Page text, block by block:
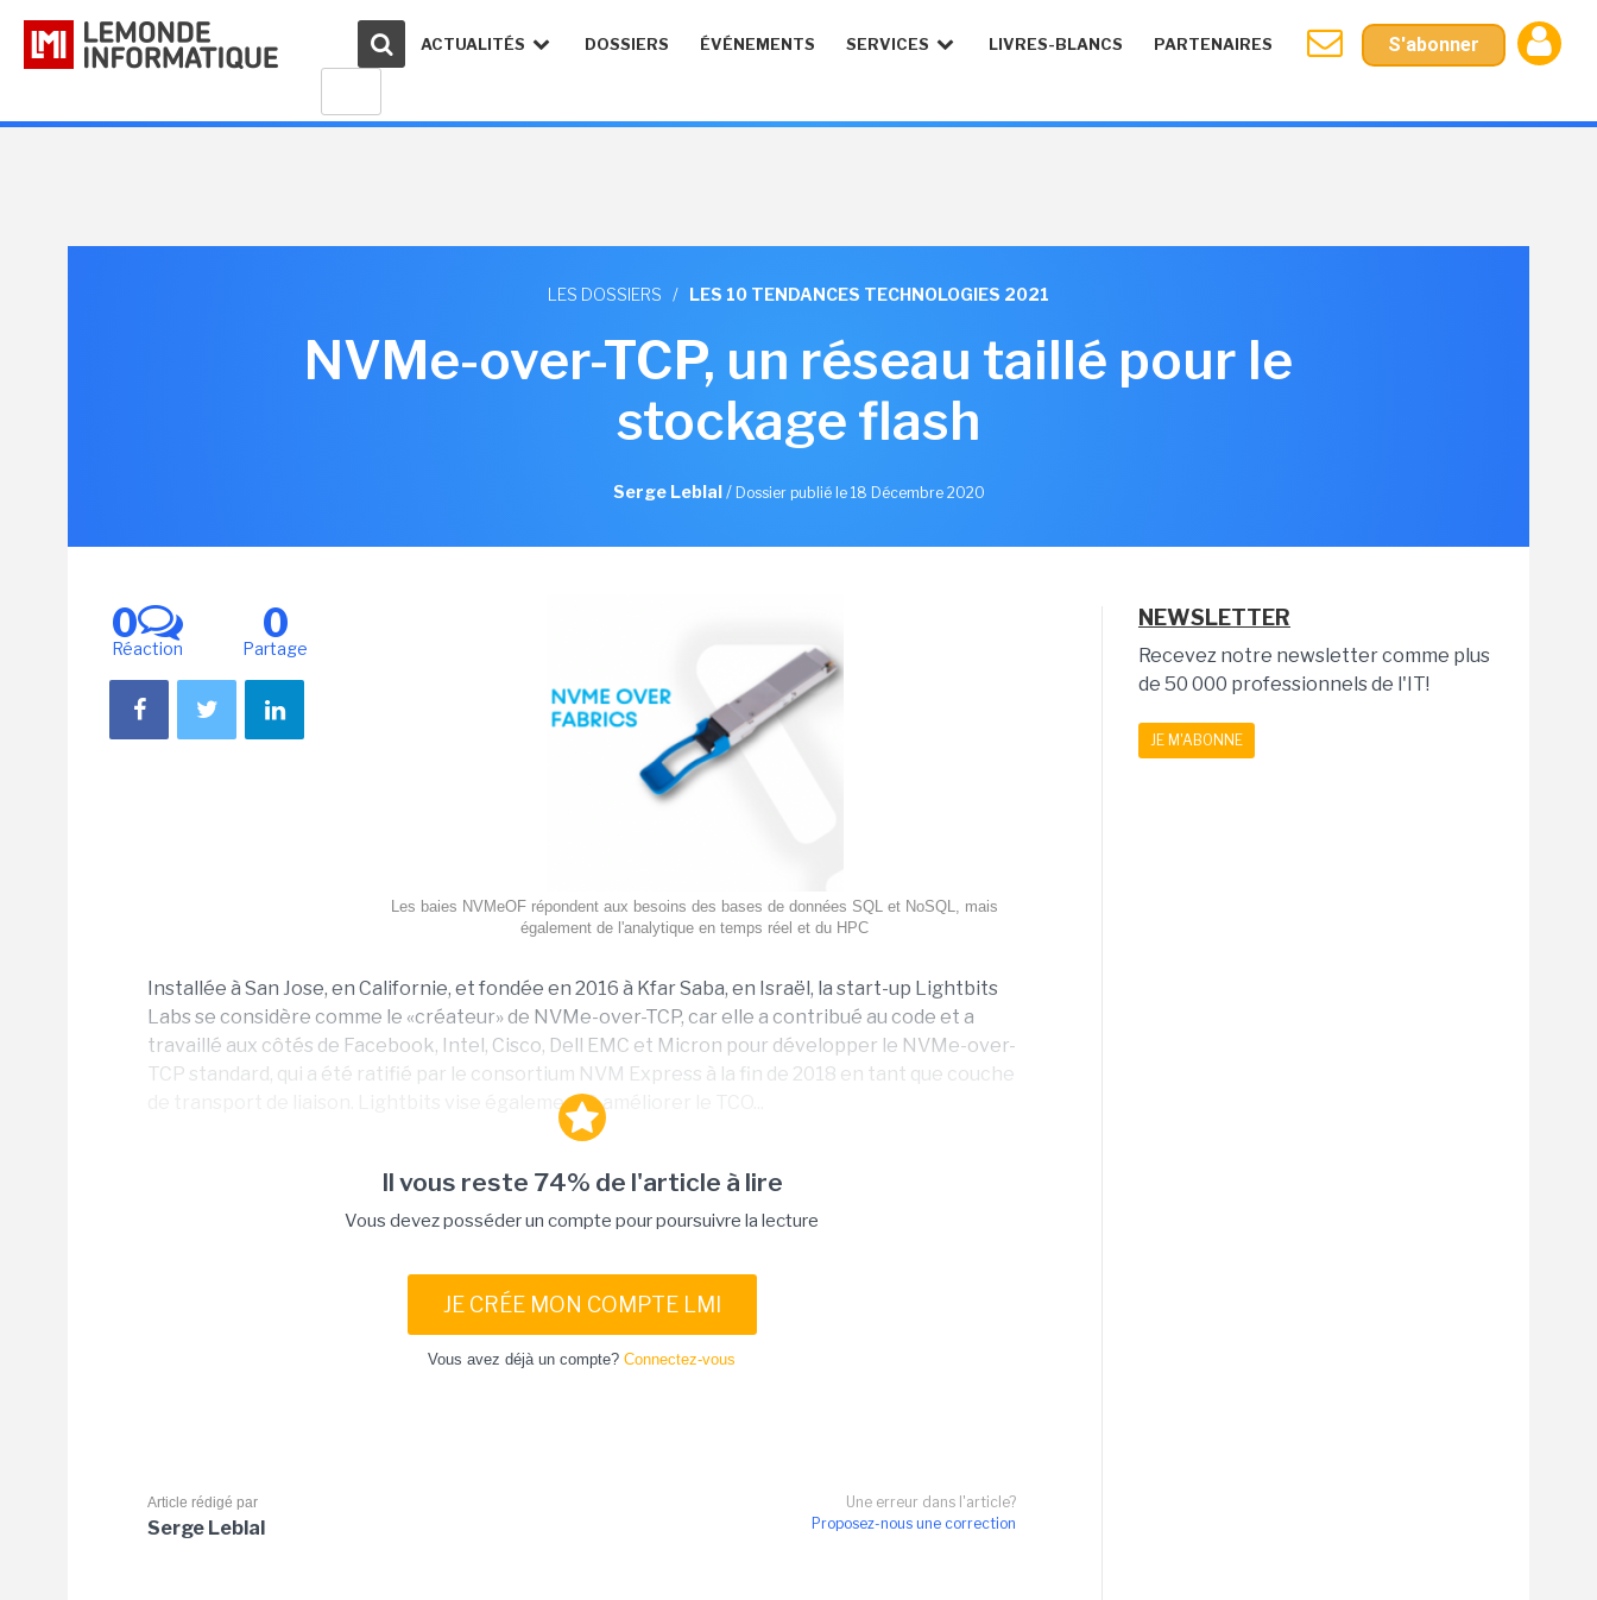
ACTUALITÉS DOSSIERS ÉVÉNEMENTS SERVICES LIVRES-BLANCS PARTENAIRES S'abonner
LES DOSSIERS / LES 10 TENDANCES TECHNOLOGIES 2021
NVMe-over-TCP, un réseau taillé pour le
stockage flash
Serge Leblal/ Dossier publié le 18 Décembre 2020
0
Réaction
0
Partage
Les baies NVMeOF répondent aux besoins des bases de données SQL et NoSQL, mais
également de l'analytique en temps réel et du HPC
Installée à San Jose, en Californie, et fondée en 2016 à Kfar Saba, en Israël, la start-up Lightbits
Labs se considère comme le «créateur» de NVMe-over-TCP, car elle a contribué au code et a
travaillé aux côtés de Facebook, Intel, Cisco, Dell EMC et Micron pour développer le NVMe-over-
TCP standard, qui a été ratifié par le consortium NVM Express à la fin de 2018 en tant que couche
de transport de liaison. Lightbits vise également à améliorer le TCO...
Il vous reste 74% de l'article à lire
Vous devez posséder un compte pour poursuivre la lecture
JE CRÉE MON COMPTE LMI
Vous avez déjà un compte? Connectez-vous
Une erreur dans l'article?
Proposez-nous une correction
Article rédigé par
Serge Leblal
NEWSLETTER
Recevez notre newsletter comme plus
de 50 000 professionnels de l'IT!
JE M'ABONNE